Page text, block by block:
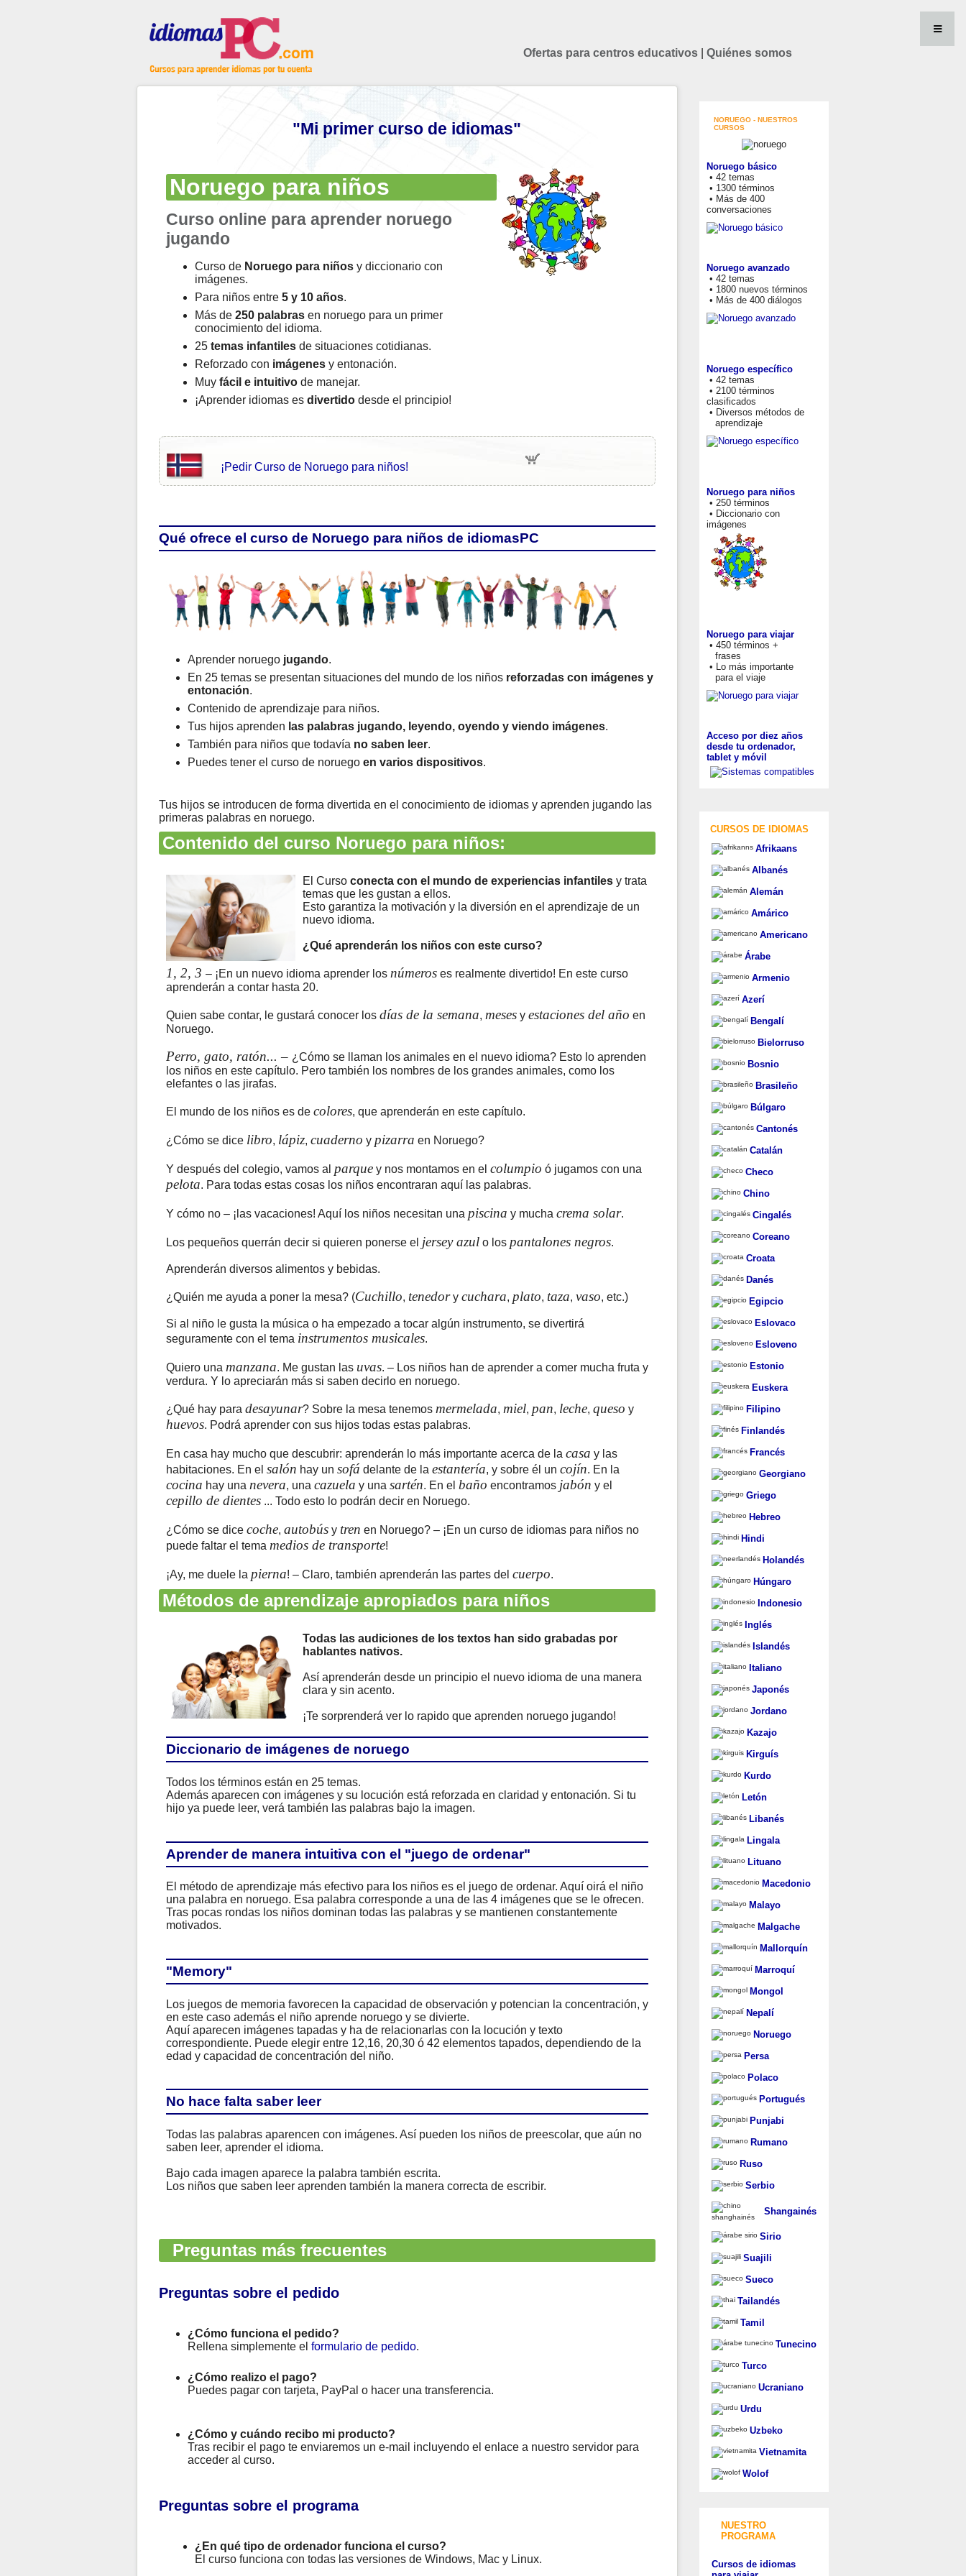
Ofertas para centros educativos Quiénes somos
"Mi primer curso de idiomas"
Noruego para niños
Curso online para aprender noruego
jugando
Curso de Noruego para niñosy diccionario con
imágenes.
Para niños entre 5 y 10 años.
Más de 250 palabrasen noruego para un primer
conocimiento del idioma.
25 temas infantilesde situaciones cotidianas.
Reforzado con imágenesy entonación.
Muy fácil e intuitivode manejar.
¡Aprender idiomas es divertidodesde el principio!
¡Pedir Curso de Noruego para niños!
Qué ofrece el curso de Noruego para niños de idiomasPC
Aprender noruego jugando.
En 25 temas se presentan situaciones del mundo de los niños reforzadas con imágenes y
entonación.
Contenido de aprendizaje para niños.
Tus hijos aprenden las palabras jugando, leyendo, oyendo y viendo imágenes.
También para niños que todavía no saben leer.
Puedes tener el curso de noruego en varios dispositivos.
Tus hijos se introducen de forma divertida en el conocimiento de idiomas y aprenden jugando las
primeras palabras en noruego.
Contenido del curso Noruego para niños:
El Curso conecta con el mundo de experiencias infantilesy trata
temas que les gustan a ellos.
Esto garantiza la motivación y la diversión en el aprendizaje de un
nuevo idioma.
¿Qué aprenderán los niños con este curso?
1, 2, 3 – ¡En un nuevo idioma aprender los númeroses realmente divertido! En este curso
aprenderán a contar hasta 20.
Quien sabe contar, le gustará conocer los días de la semana, mesesy estaciones del año en
Noruego.
Perro, gato, ratón... – ¿Cómo se llaman los animales en el nuevo idioma? Esto lo aprenden
los niños en este capítulo. Pero también los nombres de los grandes animales, como los
elefantes o las jirafas.
El mundo de los niños es de colores, que aprenderán en este capítulo.
¿Cómo se dice libro, lápiz, cuaderno y pizarra en Noruego?
Y después del colegio, vamos al parquey nos montamos en el columpio ó jugamos con una
pelota. Para todas estas cosas los niños encontraran aquí las palabras.
Y cómo no – ¡las vacaciones! Aquí los niños necesitan una piscina y mucha crema solar.
Los pequeños querrán decir si quieren ponerse el jersey azulo los pantalones negros.
Aprenderán diversos alimentos y bebidas.
¿Quién me ayuda a poner la mesa? (Cuchillo, tenedory cuchara, plato, taza, vaso, etc.)
Si al niño le gusta la música o ha empezado a tocar algún instrumento, se divertirá
seguramente con el tema instrumentos musicales.
Quiero una manzana. Me gustan las uvas. – Los niños han de aprender a comer mucha fruta y
verdura. Y lo apreciarán más si saben decirlo en noruego.
¿Qué hay para desayunar? Sobre la mesa tenemos mermelada, miel, pan, leche, queso y
huevos. Podrá aprender con sus hijos todas estas palabras.
En casa hay mucho que descubrir: aprenderán lo más importante acerca de la casa y las
habitaciones. En el salón hay un sofá delante de la estantería, y sobre él un cojín. En la
cocina hay una nevera, una cazuela y una sartén. En el baño encontramos jabón y el
cepillo de dientes... Todo esto lo podrán decir en Noruego.
¿Cómo se dice coche, autobúsy tren en Noruego? – ¡En un curso de idiomas para niños no
puede faltar el tema medios de transporte!
¡Ay, me duele la pierna! – Claro, también aprenderán las partes del cuerpo.
Métodos de aprendizaje apropiados para niños
Todas las audiciones de los textos han sido grabadas por
hablantes nativos.
Así aprenderán desde un principio el nuevo idioma de una manera
clara y sin acento.
¡Te sorprenderá ver lo rapido que aprenden noruego jugando!
Diccionario de imágenes de noruego
Todos los términos están en 25 temas.
Además aparecen con imágenes y su locución está reforzada en claridad y entonación. Si tu
hijo ya puede leer, verá también las palabras bajo la imagen.
Aprender de manera intuitiva con el "juego de ordenar"
El método de aprendizaje más efectivo para los niños es el juego de ordenar. Aquí oirá el niño
una palabra en noruego. Esa palabra corresponde a una de las 4 imágenes que se le ofrecen.
Tras pocas rondas los niños dominan todas las palabras y se mantienen constantemente
motivados.
"Memory"
Los juegos de memoria favorecen la capacidad de observación y potencian la concentración, y
en este caso además el niño aprende noruego y se divierte.
Aquí aparecen imágenes tapadas y ha de relacionarlas con la locución y texto
correspondiente. Puede elegir entre 12,16, 20,30 ó 42 elementos tapados, dependiendo de la
edad y capacidad de concentración del niño.
No hace falta saber leer
Todas las palabras aparencen con imágenes. Así pueden los niños de preescolar, que aún no
saben leer, aprender el idioma.
Bajo cada imagen aparece la palabra también escrita.
Los niños que saben leer aprenden también la manera correcta de escribir.
Preguntas más frecuentes
Preguntas sobre el pedido
¿Cómo funciona el pedido?
Rellena simplemente el formulario de pedido.
¿Cómo realizo el pago?
Puedes pagar con tarjeta, PayPal o hacer una transferencia.
¿Cómo y cuándo recibo mi producto?
Tras recibir el pago te enviaremos un e-mail incluyendo el enlace a nuestro servidor para
acceder al curso.
Preguntas sobre el programa
¿En qué tipo de ordenador funciona el curso?
El curso funciona con todas las versiones de Windows, Mac y Linux.
NORUEGO - NUESTROS
CURSOS
Noruego básico
• 42 temas
• 1300 términos
• Más de 400
conversaciones
Noruego avanzado
• 42 temas
• 1800 nuevos términos
• Más de 400 diálogos
Noruego específico
• 42 temas
• 2100 términos
clasificados
• Diversos métodos de
aprendizaje
Noruego para niños
• 250 términos
• Diccionario con
imágenes
Noruego para viajar
• 450 términos +
frases
• Lo más importante
para el viaje
Acceso por diez años
desde tu ordenador,
tablet y móvil
CURSOS DE IDIOMAS
Afrikaans
Albanés
Alemán
Amárico
Americano
Árabe
Armenio
Azerí
Bengalí
Bielorruso
Bosnio
Brasileño
Búlgaro
Cantonés
Catalán
Checo
Chino
Cingalés
Coreano
Croata
Danés
Egipcio
Eslovaco
Esloveno
Estonio
Euskera
Filipino
Finlandés
Francés
Georgiano
Griego
Hebreo
Hindi
Holandés
Húngaro
Indonesio
Inglés
Islandés
Italiano
Japonés
Jordano
Kazajo
Kirguís
Kurdo
Letón
Libanés
Lingala
Lituano
Macedonio
Malayo
Malgache
Mallorquín
Marroquí
Mongol
Nepalí
Noruego
Persa
Polaco
Portugués
Punjabi
Rumano
Ruso
Serbio
Shangainés
Sirio
Suajili
Sueco
Tailandés
Tamil
Tunecino
Turco
Ucraniano
Urdu
Uzbeko
Vietnamita
Wolof
NUESTRO
PROGRAMA
Cursos de idiomas